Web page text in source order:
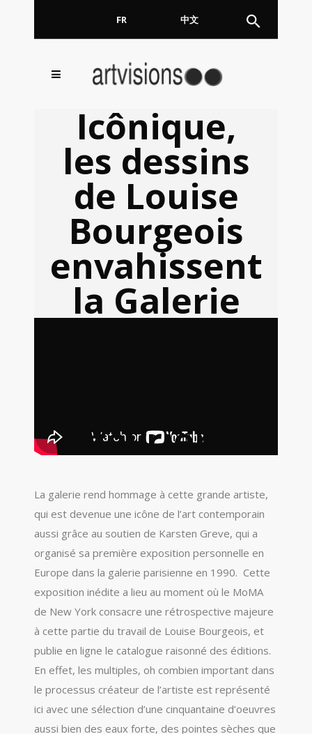
FR 中文
Icônique,
les dessins
de Louise
Bourgeois
envahissent
la Galerie
février.
La galerie rend hommage à cette grande artiste,
qui est devenue une icône de l’art contemporain
aussi grâce au soutien de Karsten Greve, qui a
organisé sa première exposition personnelle en
Europe dans la galerie parisienne en 1990. Cette
exposition inédite a lieu au moment où le MoMA
de New York consacre une rétrospective majeure
à cette partie du travail de Louise Bourgeois, et
publie en ligne le catalogue raisonné des éditions.
En effet, les multiples, oh combien important dans
le processus créateur de l’artiste est représenté
ici avec une sélection d’une cinquantaine d’oeuvres
aussi bien des eaux forte, des pointes sèches que
Inscrivez-vous à notre
Newsletter !
En continuant, vous acceptez de nous communiquer
votre adresse email pour l’envoi de la Newsletter. En
aucun cas elle ne sera transmise à un tiers.